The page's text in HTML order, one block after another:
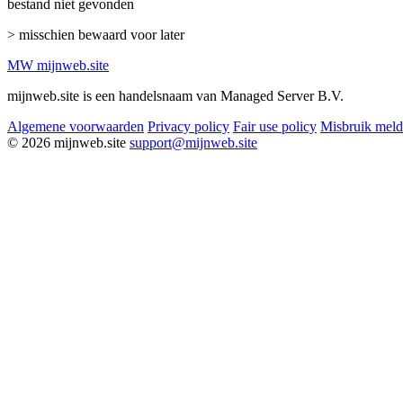
bestand niet gevonden
> misschien bewaard voor later
MW mijnweb.site
mijnweb.site is een handelsnaam van Managed Server B.V.
Algemene voorwaarden Privacy policy Fair use policy Misbruik
© 2026 mijnweb.site support@mijnweb.site